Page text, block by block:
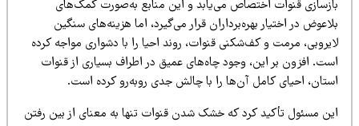
قنوات اختصاص می‌یابد و این منابع به‌صورت کمک‌های
در اختیار بهره‌برداران قرار می‌گیرد، اما هزینه‌های سنگین
مرمت و کف‌شکنی قنوات، روند احیا را با دشواری مواجه کرده
افزون بر این، وجود چاه‌های عمیق در اطراف بسیاری از قنوات
احیای کامل آن‌ها را با چالش جدی روبه‌رو کرده است.
مسئول تأکید کرد که خشک شدن قنوات تنها به معنای از بین رفتن